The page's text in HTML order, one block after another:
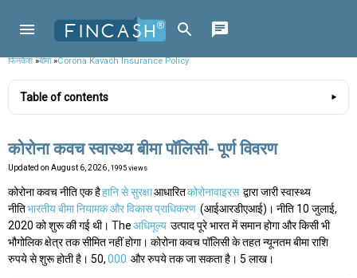
फिनकैश»बीमा»Corona Kavach Insurance Policy
Table of contents
कोरोना कवच स्वास्थ्य बीमा पॉलिसी- पूर्ण विवरण
Updated on August 6, 2026 , 1995 views
कोरोना कवच नीति एक हैहानि से सुरक्षाआधारितकोरोनावाइरस द्वारा जारी स्वास्थ्य
नीतिभारतीय बीमा नियामक और विकास प्राधिकरण (आईआरडीएआई)। नीति 10 जुलाई,
2020 को शुरू की गई थी। Theअधिमूल्य उत्पाद पूरे भारत में समान होगा और किसी भी
भौगोलिक क्षेत्र तक सीमित नहीं होगा। कोरोना कवच पॉलिसी के तहत न्यूनतम बीमा राशि
रुपये से शुरू होती है। 50,000 और रुपये तक जा सकता है। 5 लाख।